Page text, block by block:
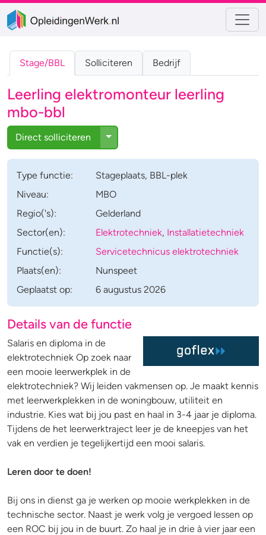
Stage/BBL Solliciteren Bedrijf
Leerling elektromonteur leerling
mbo-bbl
Direct solliciteren Toggle Dropdown
Type functie: Stageplaats, BBL-plek
Niveau:
MBO
Regio('s):
Gelderland
Sector(en):
Elektrotechniek, Installatietechniek
Functie(s):
Servicetechnicus elektrotechniek
Plaats(en):
Nunspeet
Geplaatst op:
6 augustus 2026
Details van de functie
Salaris en diploma in de
elektrotechniek Op zoek naar
een mooie leerwerkplek in de
elektrotechniek? Wij leiden vakmensen op. Je maakt kennis
met leerwerkplekken in de woningbouw, utiliteit en
industrie. Kies wat bij jou past en haal in 3-4 jaar je diploma.
Tijdens de het leerwerktraject leer je de kneepjes van het
vak en verdien je tegelijkertijd een mooi salaris.
Leren door te doen!
Bij ons in dienst ga je werken op mooie werkplekken in de
technische sector. Naast je werk volg je vergoed lessen op
een ROC bij jou in de buurt. Zo haal je in drie à vier jaar een